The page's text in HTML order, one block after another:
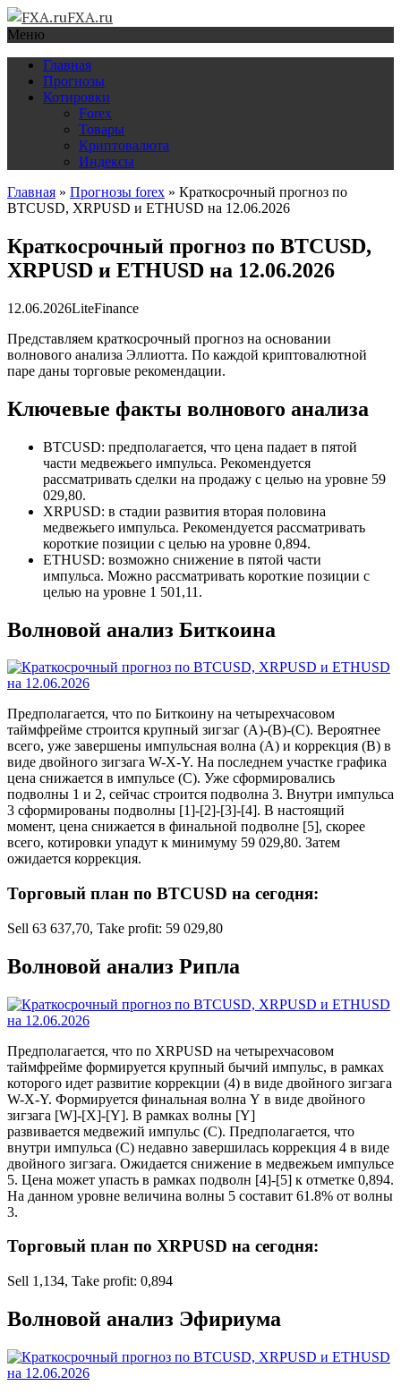
FXA.ru
Меню
Главная
Прогнозы
Котировки
Forex
Товары
Криптовалюта
Индексы
Главная » Прогнозы forex » Краткосрочный прогноз по
BTCUSD, XRPUSD и ETHUSD на 12.06.2026
Краткосрочный прогноз по BTCUSD,
XRPUSD и ETHUSD на 12.06.2026
12.06.2026LiteFinance
Представляем краткосрочный прогноз на основании
волнового анализа Эллиотта. По каждой криптовалютной
паре даны торговые рекомендации.
Ключевые факты волнового анализа
BTCUSD: предполагается, что цена падает в пятой
части медвежьего импульса. Рекомендуется
рассматривать сделки на продажу с целью на уровне 59
029,80.
XRPUSD: в стадии развития вторая половина
медвежьего импульса. Рекомендуется рассматривать
короткие позиции с целью на уровне 0,894.
ETHUSD: возможно снижение в пятой части
импульса. Можно рассматривать короткие позиции с
целью на уровне 1 501,11.
Волновой анализ Биткоина
Предполагается, что по Биткоину на четырехчасовом
таймфрейме строится крупный зигзаг (A)-(B)-(C). Вероятнее
всего, уже завершены импульсная волна (A) и коррекция (B) в
виде двойного зигзага W-X-Y. На последнем участке графика
цена снижается в импульсе (C). Уже сформировались
подволны 1 и 2, сейчас строится подволна 3. Внутри импульса
3 сформированы подволны [1]-[2]-[3]-[4]. В настоящий
момент, цена снижается в финальной подволне [5], скорее
всего, котировки упадут к минимуму 59 029,80. Затем
ожидается коррекция.
Торговый план по BTCUSD на сегодня:
Sell 63 637,70, Take profit: 59 029,80
Волновой анализ Рипла
Предполагается, что по XRPUSD на четырехчасовом
таймфрейме формируется крупный бычий импульс, в рамках
которого идет развитие коррекции (4) в виде двойного зигзага
W-X-Y. Формируется финальная волна Y в виде двойного
зигзага [W]-[X]-[Y]. В рамках волны [Y]
развивается медвежий импульс (C). Предполагается, что
внутри импульса (C) недавно завершилась коррекция 4 в виде
двойного зигзага. Ожидается снижение в медвежьем импульсе
5. Цена может упасть в рамках подволн [4]-[5] к отметке 0,894.
На данном уровне величина волны 5 составит 61.8% от волны
3.
Торговый план по XRPUSD на сегодня:
Sell 1,134, Take profit: 0,894
Волновой анализ Эфириума